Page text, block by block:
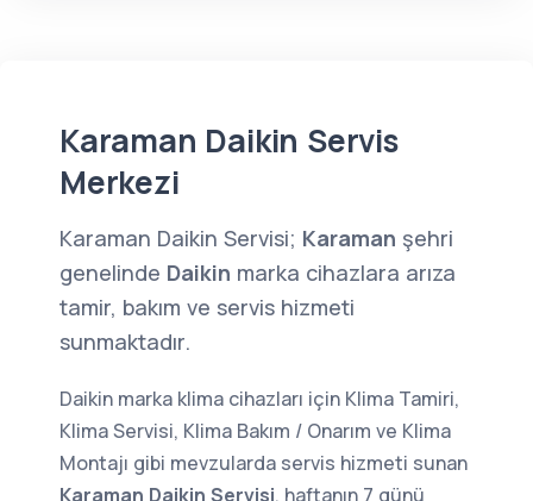
Karaman Daikin Servis
Merkezi
Karaman Daikin Servisi; Karaman şehri
genelinde Daikin marka cihazlara arıza
tamir, bakım ve servis hizmeti
sunmaktadır.
Daikin marka klima cihazları için Klima Tamiri,
Klima Servisi, Klima Bakım / Onarım ve Klima
Montajı gibi mevzularda servis hizmeti sunan
Karaman Daikin Servisi, haftanın 7 günü